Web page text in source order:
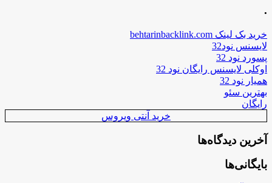
.
خرید بک لینک behtarinbacklink.com
لایسنس نود32
پسورد نود 32
اوکلی لایسنس رایگان نود 32
همیار نود 32
بهترین سئو
رایگان
خرید آنتی ویروس
آخرین دیدگاه‌ها
بایگانی‌ها